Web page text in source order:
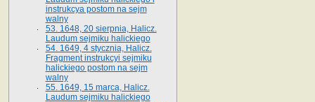
instrukcya postom na sejm
walny
53. 1648, 20 sierpnia, Halicz.
Laudum sejmiku halickiego
54. 1649, 4 stycznia, Halicz.
Fragment instrukcyi sejmiku
halickiego postom na sejm
walny
55. 1649, 15 marca, Halicz.
Laudum sejmiku halickiego